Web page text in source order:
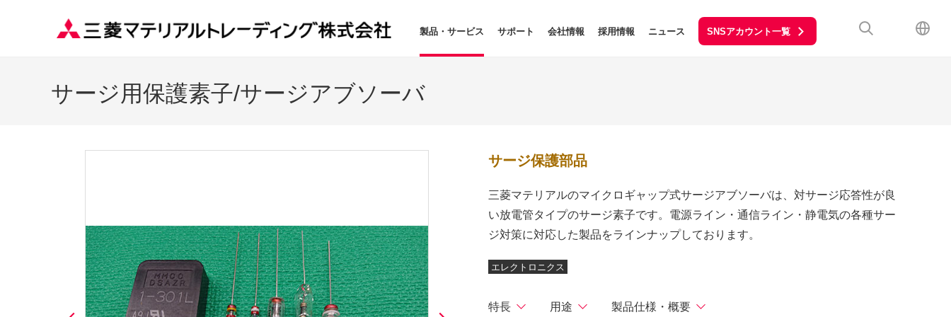
製品・サービス サポート 会社情報 採用情報 ニュース SNSアカウント一覧
サージ用保護素子/サージアブソーバ
サージ保護部品
三菱マテリアルのマイクロギャップ式サージアブソーバは、対サージ応答性が良
い放電管タイプのサージ素子です。電源ライン・通信ライン・静電気の各種サー
ジ対策に対応した製品をラインナップしております。
エレクトロニクス
特長 用途 製品仕様・概要